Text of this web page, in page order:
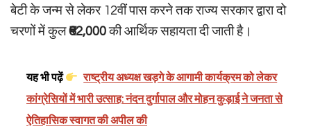
बेटी के जन्म से लेकर 12वीं पास करने तक राज्य सरकार द्वारा दो
चरणों में कुल₹62,000की आर्थिक सहायता दी जाती है।
यह भी पढ़ें
राष्ट्रीय अध्यक्ष खड़गे के आगामी कार्यक्रम को लेकर
कांग्रेसियों में भारी उत्साह: नंदन दुर्गापाल और मोहन कुड़ाई ने जनता से
ऐतिहासिक स्वागत की अपील की